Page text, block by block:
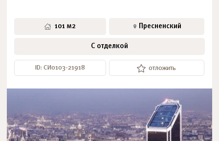
101 м2 Пресненский
С отделкой
ID: СИ0103-21918 отложить